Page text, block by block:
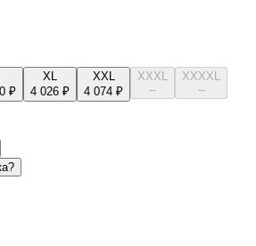
₽
XL
4 026 ₽
XXL
4 074 ₽
XXXL
--
XXXXL
--